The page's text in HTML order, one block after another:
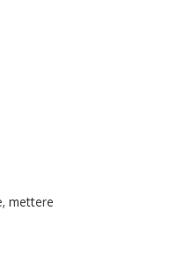
mettere